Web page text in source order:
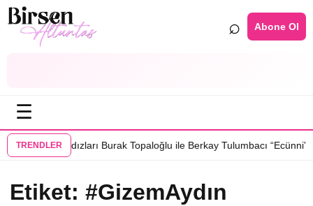
⌕ Abone Ol
☰
TRENDLER
Show”un yıldızları Burak Topaloğlu ile Berkay Tulumbacı “Ecünni”
Etiket: #GizemAydın